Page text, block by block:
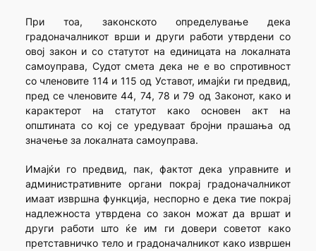
При тоа, законското определување дека
градоначалникот врши и други работи утврдени со
овој закон и со статутот на единицата на локалната
самоуправа, Судот смета дека не е во спротивност
со членовите 114 и 115 од Уставот, имајќи ги предвид,
пред се членовите 44, 74, 78 и 79 од Законот, како и
карактерот на статутот како основен акт на
општината со кој се уредуваат бројни прашања од
значење за локалната самоуправа.
Имајќи го предвид, пак, фактот дека управните и
административните органи покрај градоначалникот
имаат извршна функција, неспорно е дека тие покрај
надлежноста утврдена со закон можат да вршат и
други работи што ќе им ги довери советот како
претставничко тело и градоначалникот како извршен